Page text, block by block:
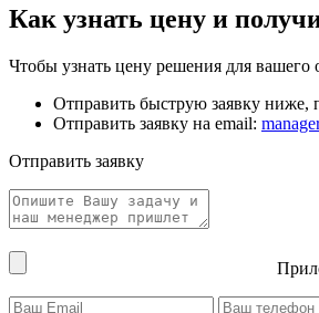
Как узнать цену и
Чтобы узнать цену решения для вашего
Отправить быструю заявку ниже,
Отправить заявку на email:
Отправить заявку